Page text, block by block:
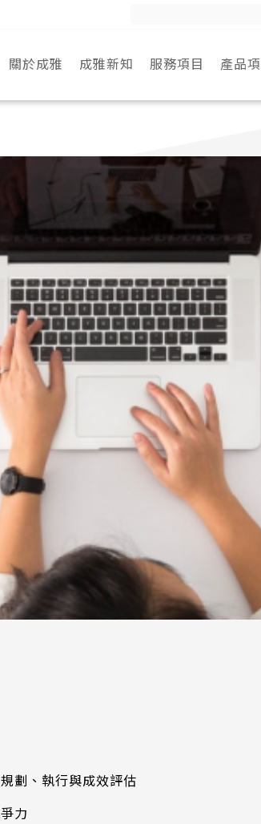
關於成雅 成雅新知 服務項目 產品
劃、執行與成效評估
力